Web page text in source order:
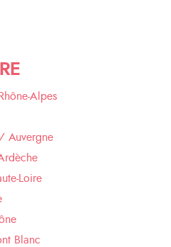
Alpes
Auvergne
Loire
Blanc